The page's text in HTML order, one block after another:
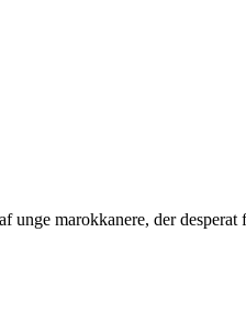
marokkanere, der desperat